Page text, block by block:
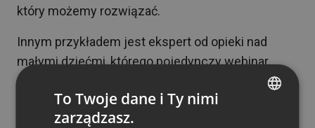
który możemy rozwiązać.
Innym przykładem jest ekspert od opieki nad
małymi dziećmi, którego pojedynczy webinar
przyniósł ponad 161 tysięcy złotych przychodu,
gromadząc ponad tysiąc uczestników. Co
szczególnie interesujące, kolejne wydarzenie o
To Twoje dane i Ty nimi
zarządzasz.